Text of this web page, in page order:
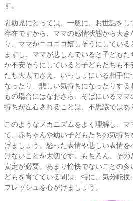
す。
乳幼児にとっては、一般に、お世話を
存在ですから、ママの感情状態から大き
り、ママがニコニコ嬉しそうにしてい
ますし、ママが悲しんでいると子ども
が不安そうにしていると子どもたちも
たち大人でさえ、いっしょにいる相手
なったり、悲しい気持ちになったりす
もの場合にはなおさら、そばにいるマ
持ちが左右されることは、不思議ではあ
このようなメカニズムをよく理解し、
て、赤ちゃんや幼い子どもたちの気持
げましょう。怒った表情や悲しい表情
けないことが大切です。もちろん、そ
安定が必要。あまり愉快でないことの
どもを育てている間は、特に、気分転
フレッシュを心がけましょう。